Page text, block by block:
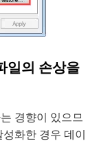
일의 손상을
경향이 있으므
화한 경우 데이